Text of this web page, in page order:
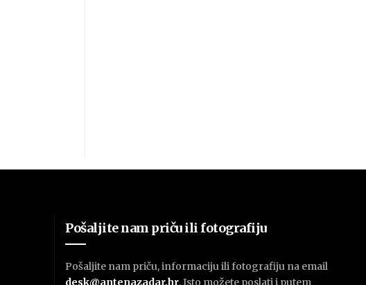
Pošaljite nam priču ili fotografiju
Pošaljite nam priču, informaciju ili fotografiju na email
desk@antenazadar.hr. Isto možete poslati i putem